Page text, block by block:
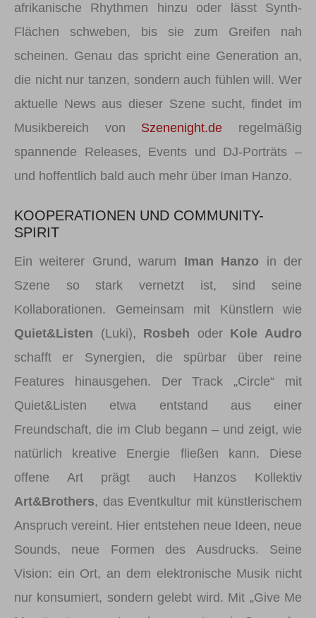
afrikanische Rhythmen hinzu oder lässt Synth-
Flächen schweben, bis sie zum Greifen nah
scheinen. Genau das spricht eine Generation an,
die nicht nur tanzen, sondern auch fühlen will. Wer
aktuelle News aus dieser Szene sucht, findet im
Musikbereich von Szenenight.de regelmäßig
spannende Releases, Events und DJ-Porträts –
und hoffentlich bald auch mehr über Iman Hanzo.
KOOPERATIONEN UND COMMUNITY-
SPIRIT
Ein weiterer Grund, warum Iman Hanzo in der
Szene so stark vernetzt ist, sind seine
Kollaborationen. Gemeinsam mit Künstlern wie
Quiet&Listen (Luki), Rosbeh oder Kole Audro
schafft er Synergien, die spürbar über reine
Features hinausgehen. Der Track „Circle“ mit
Quiet&Listen etwa entstand aus einer
Freundschaft, die im Club begann – und zeigt, wie
natürlich kreative Energie fließen kann. Diese
offene Art prägt auch Hanzos Kollektiv
Art&Brothers, das Eventkultur mit künstlerischem
Anspruch vereint. Hier entstehen neue Ideen, neue
Sounds, neue Formen des Ausdrucks. Seine
Vision: ein Ort, an dem elektronische Musik nicht
nur konsumiert, sondern gelebt wird. Mit „Give Me